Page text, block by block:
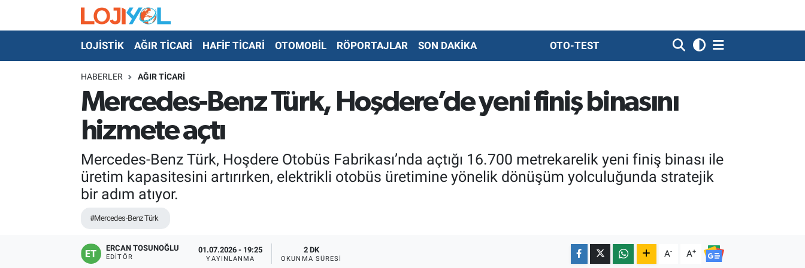
LOJİSTİK AĞIR TİCARİ HAFİF TİCARİ OTOMOBİL RÖPORTAJLAR SON DAKİKA OTO-TEST
HABERLER AĞIR TİCARİ
Mercedes-Benz Türk, Hoşdere’de yeni finiş binasını
hizmete açtı
Mercedes-Benz Türk, Hoşdere Otobüs Fabrikası’nda açtığı 16.700 metrekarelik yeni finiş binası ile
üretim kapasitesini artırırken, elektrikli otobüs üretimine yönelik dönüşüm yolculuğunda stratejik
bir adım atıyor.
#Mercedes-Benz Türk
ERCAN TOSUNOĞLU
EDITÖR
01.07.2026 - 19:25
YAYINLANMA
2 DK
OKUNMA SÜRESI A- A+
OTO-TEST